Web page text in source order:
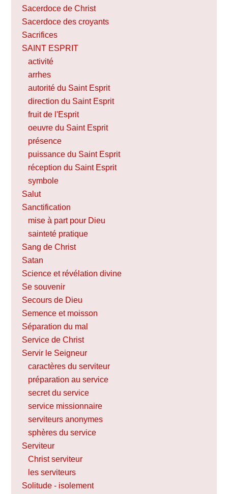
Sacerdoce de Christ
Sacerdoce des croyants
Sacrifices
SAINT ESPRIT
activité
arrhes
autorité du Saint Esprit
direction du Saint Esprit
fruit de l'Esprit
oeuvre du Saint Esprit
présence
puissance du Saint Esprit
réception du Saint Esprit
symbole
Salut
Sanctification
mise à part pour Dieu
sainteté pratique
Sang de Christ
Satan
Science et révélation divine
Se souvenir
Secours de Dieu
Semence et moisson
Séparation du mal
Service de Christ
Servir le Seigneur
caractères du serviteur
préparation au service
secret du service
service missionnaire
serviteurs anonymes
sphères du service
Serviteur
Christ serviteur
les serviteurs
Solitude - isolement